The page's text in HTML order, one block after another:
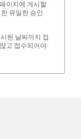
이지에 게시할
유일한 승인
된 날짜까지 접
고 접수되어야